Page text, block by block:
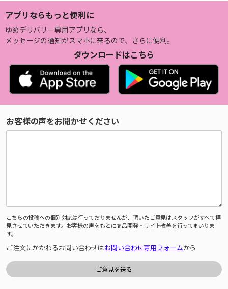
アプリならもっと便利に
ゆめデリバリー専用アプリなら、
メッセージの通知がスマホに来るので、さらに便利。
ダウンロードはこちら
お客様の声をお聞かせください
こちらの投稿への個別対応は行っておりませんが、頂いたご意見はスタッフがすべて拝
見させていただきます。お客様の声をもとに商品開発・サイト改善を行ってまいりま
す。
ご注文にかかわるお問い合わせはお問い合わせ専用フォームから